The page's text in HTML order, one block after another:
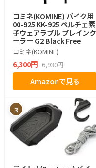
コミネ(KOMINE) バイク用
00-925 KK-925 ペルチェ素
子ウェアラブル ブレインク
ーラー G2 Black Free
コミネ(KOMINE)
6,300円 6,930円
Amazonで見る
3